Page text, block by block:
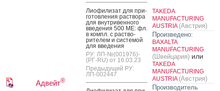
Адвейт®
Ли­офи­лизат для при­
готов­ле­ния рас­тво­ра
для внут­ри­вен­но­го
вве­дения 500 МЕ: фл.
в компл. с рас­тво­
рите­лем и сис­те­мой
для вве­дения
РУ: ЛП-№(001976)-
(РГ-RU) от 16.03.23
Предыдущий РУ:
ЛП-002447
TAKEDA
MANUFACTURING
AUSTRIA (Австрия)
Произведено:
BAXALTA
MANUFACTURING
(Швейцария) или
TAKEDA
MANUFACTURING
AUSTRIA (Австрия)
Производитель